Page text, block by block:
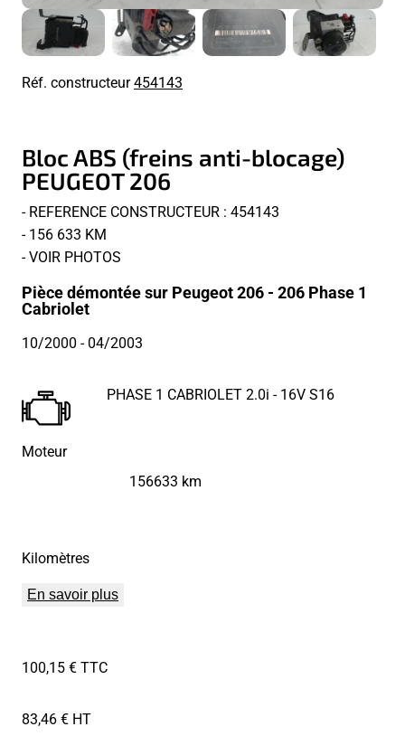
Réf. constructeur454143
Bloc ABS (freins anti-blocage)
PEUGEOT 206
- REFERENCE CONSTRUCTEUR : 454143
- 156 633 KM
- VOIR PHOTOS
Pièce démontée sur Peugeot 206 - 206 Phase 1
Cabriolet
10/2000 - 04/2003
Moteur
PHASE 1 CABRIOLET 2.0i - 16V S16
Kilomètres
156633 km
En savoir plus
100,15 € TTC
83,46 € HT